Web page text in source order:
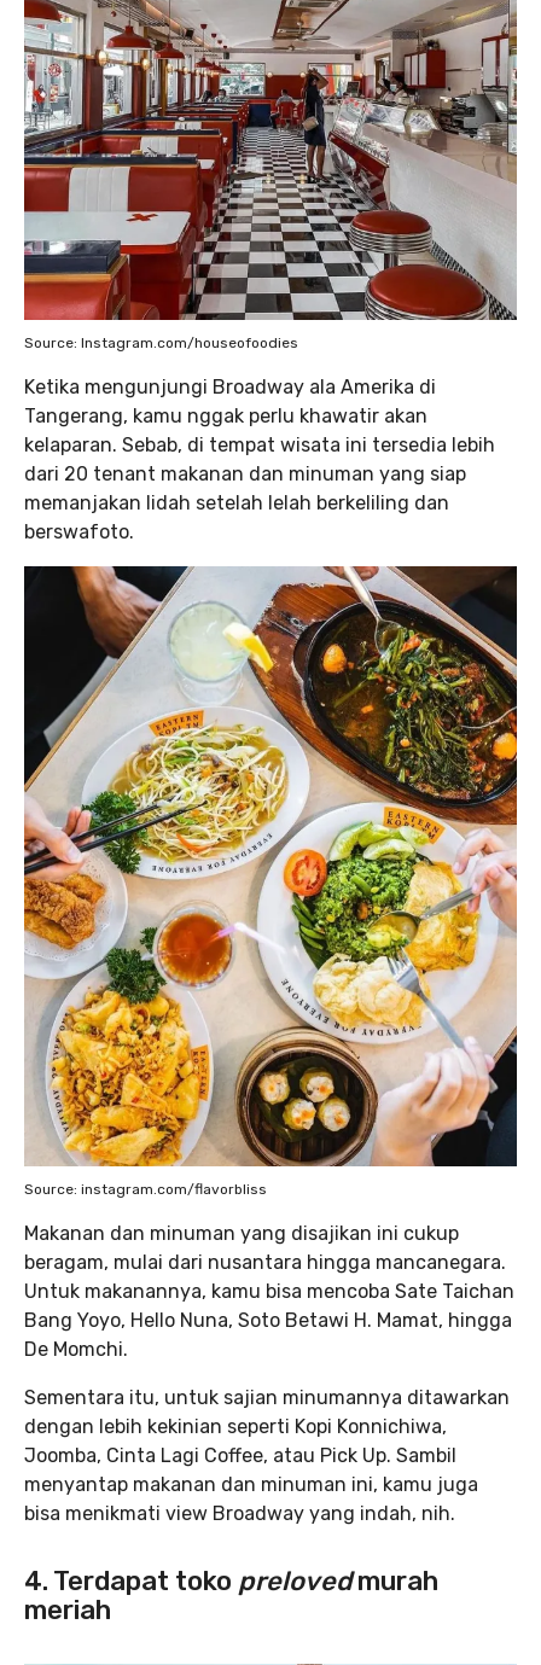
Source: Instagram.com/houseofoodies
Ketika mengunjungi Broadway ala Amerika di
Tangerang, kamu nggak perlu khawatir akan
kelaparan. Sebab, di tempat wisata ini tersedia lebih
dari 20 tenant makanan dan minuman yang siap
memanjakan lidah setelah lelah berkeliling dan
berswafoto.
Source: instagram.com/flavorbliss
Makanan dan minuman yang disajikan ini cukup
beragam, mulai dari nusantara hingga mancanegara.
Untuk makanannya, kamu bisa mencoba Sate Taichan
Bang Yoyo, Hello Nuna, Soto Betawi H. Mamat, hingga
De Momchi.
Sementara itu, untuk sajian minumannya ditawarkan
dengan lebih kekinian seperti Kopi Konnichiwa,
Joomba, Cinta Lagi Coffee, atau Pick Up. Sambil
menyantap makanan dan minuman ini, kamu juga
bisa menikmati view Broadway yang indah, nih.
4. Terdapat toko prelovedmurah
meriah